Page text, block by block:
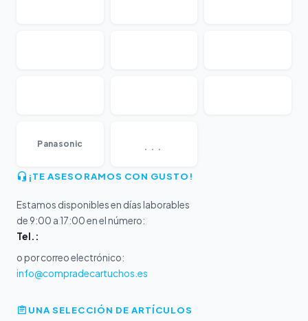
Panasonic ...
¡TE ASESORAMOS CON GUSTO!
Estamos disponibles en días laborables
de 9:00 a 17:00 en el número:
Tel.:
o por correo electrónico:
info@compradecartuchos.es
UNA SELECCIÓN DE ARTÍCULOS